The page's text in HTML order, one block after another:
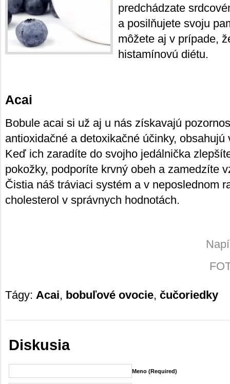
predchádzate
a posilňujete svoju
môžete aj v prípade,
histamínovú diétu.
Acai
Bobule acai si už aj u nás získavajú
antioxidačné a detoxikačné účinky, obsahujú
Keď ich zaradíte do svojho jedálnička
pokožky, podporíte krvný obeh a zamedzíte
Čistia náš tráviaci systém a v neposlednom
cholesterol v správnych hodnotách.
Tágy: Acai, bobuľové ovocie, čučoriedky
Diskusia
Meno (required)